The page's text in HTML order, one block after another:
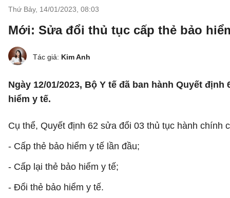
Thứ Bảy, 14/01/2023 08:03
Mới: Sửa đổi thủ tục cấp thẻ bảo
Tác giả: Kim Anh
Ngày 12/01/2023, Bộ Y tế đã ban hành Quyết
hiểm y tế.
Cụ thể, Quyết định 62 sửa đổi 03 thủ tục hành chính
- Cấp thẻ bảo hiểm y tế lần đầu;
- Cấp lại thẻ bảo hiểm y tế;
- Đổi thẻ bảo hiểm y tế.